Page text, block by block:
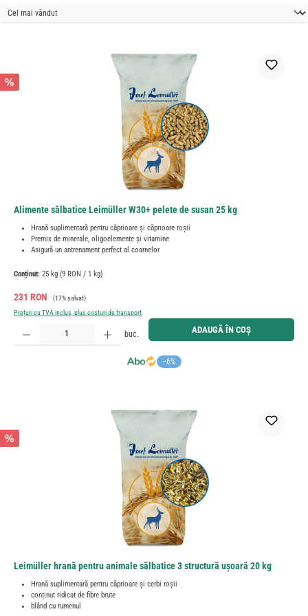
%
Alimente sălbatice Leimüller W30+ pelete de susan 25 kg
Hrană suplimentară pentru căprioare și căprioare roșii
Premix de minerale, oligoelemente și vitamine
Asigură un antrenament perfect al coarnelor
Conținut: 25 kg (9 RON / 1 kg)
Preț de vânzare:
231 RON Preț obișnuit:
(17% salvat)
Prețuri cu TVA inclus, plus costuri de transport
−6%
Cantitate produs: Introduceți cantitatea dorită sau utilizați butoanele pentru a mări sau micșora
buc. ADAUGĂ ÎN COȘ
%
Leimüller hrană pentru animale sălbatice 3 structură ușoară 20 kg
Hrană suplimentară pentru căprioare și cerbi roșii
conținut ridicat de fibre brute
blând cu rumenul